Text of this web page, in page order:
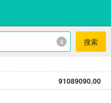
x 搜索
91089090.00